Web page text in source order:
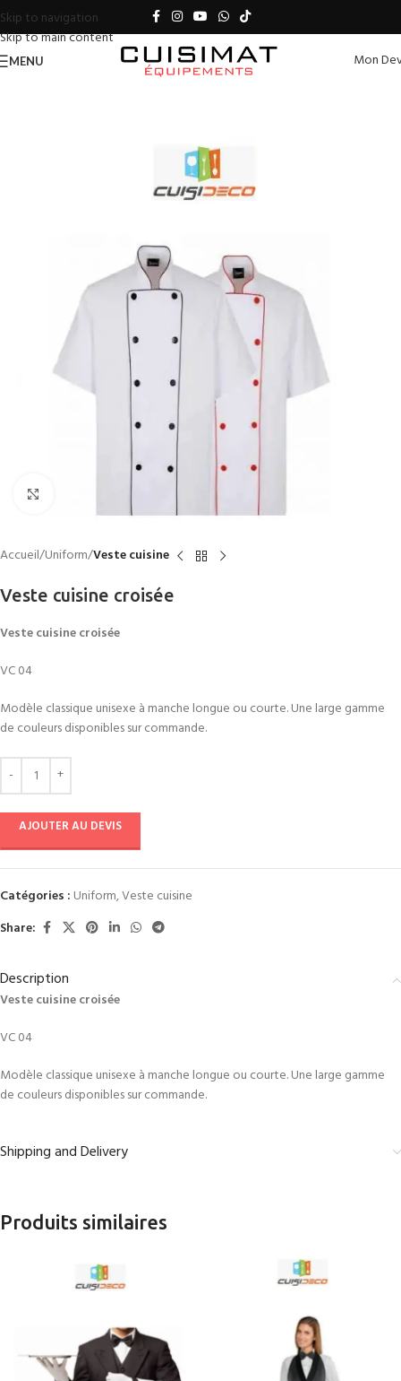
Skip to navigation
Skip to main content
MENU Mon
Click to enlarge
Accueil Uniform Veste cuisine
Veste cuisine croisée
Veste cuisine croisée
VC 04
Modèle classique unisexe à manche longue ou courte. Une large gamme
de couleurs disponibles sur commande.
AJOUTER AU DEVIS
Catégories : Uniform,Veste cuisine
Share:
Description
Veste cuisine croisée
VC 04
Modèle classique unisexe à manche longue ou courte. Une large gamme
de couleurs disponibles sur commande.
Shipping and Delivery
Produits similaires